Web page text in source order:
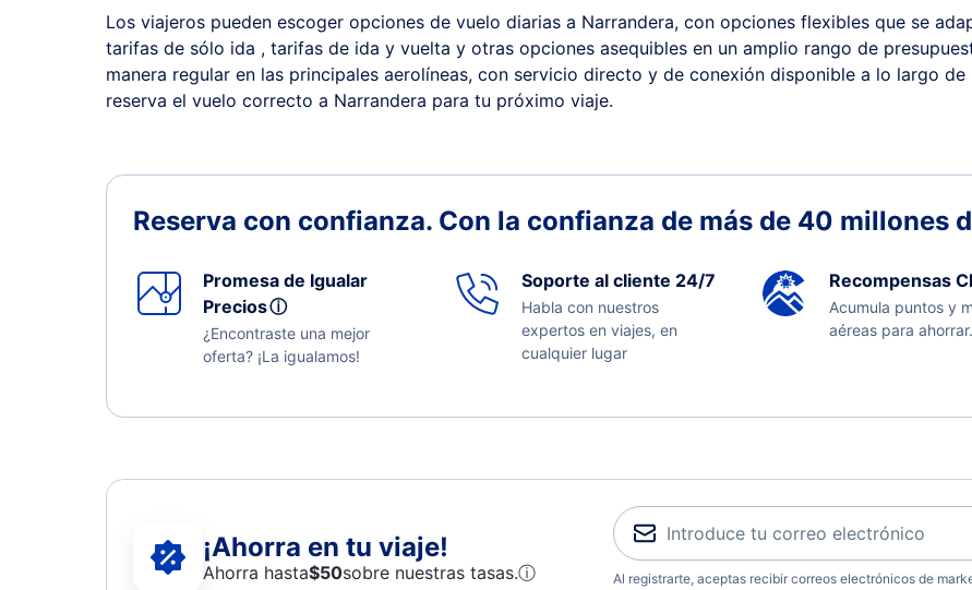
Los viajeros pueden escoger opciones de vuelo diarias a Narrandera, con opciones flexibles que se
tarifas de sólo ida , tarifas de ida y vuelta y otras opciones asequibles en un amplio rango de
manera regular en las principales aerolíneas, con servicio directo y de conexión disponible a lo largo
reserva el vuelo correcto a Narrandera para tu próximo viaje.
Reserva con confianza. Con la confianza de más de 40 millones
Promesa de Igualar
Preciosⓘ
¿Encontraste una mejor
oferta? ¡La igualamos!
Soporte al cliente 24/7
Habla con nuestros
expertos en viajes, en
cualquier lugar
Recompensas
Acumula puntos y
aéreas para ahorrar.
¡Ahorra en tu viaje!
Ahorra hasta$50sobre nuestras tasas.ⓘ
Al registrarte, aceptas recibir correos electrónicos de